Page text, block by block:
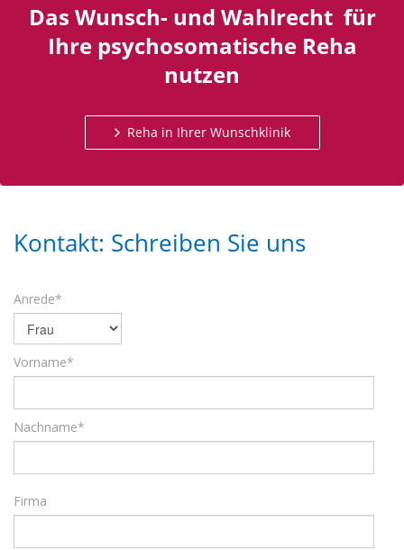
Das Wunsch- und Wahlrecht für
Ihre psychosomatische Reha
nutzen
Reha in Ihrer Wunschklinik
Kontakt: Schreiben Sie uns